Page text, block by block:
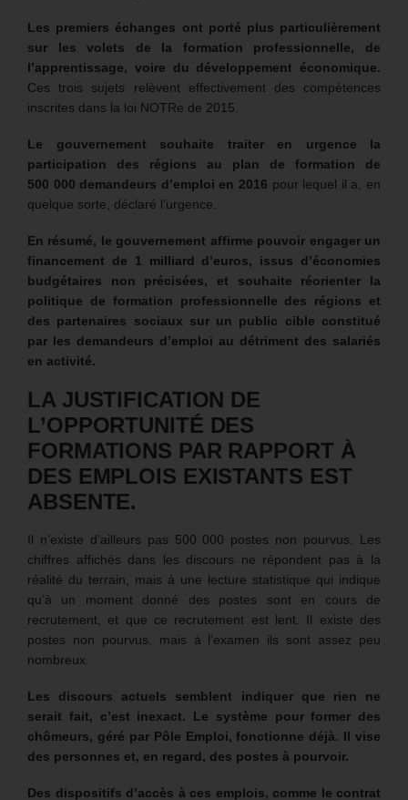
Les premiers échanges ont porté plus particulièrement
sur les volets de la formation professionnelle, de
l’apprentissage, voire du développement économique.
Ces trois sujets relèvent effectivement des compétences
inscrites dans la loi NOTRe de 2015.
Le gouvernement souhaite traiter en urgence la
participation des régions au plan de formation de
500 000 demandeurs d’emploi en 2016 pour lequel il a, en
quelque sorte, déclaré l’urgence.
En résumé, le gouvernement affirme pouvoir engager un
financement de 1 milliard d’euros, issus d’économies
budgétaires non précisées, et souhaite réorienter la
politique de formation professionnelle des régions et
des partenaires sociaux sur un public cible constitué
par les demandeurs d’emploi au détriment des salariés
en activité.
LA JUSTIFICATION DE
L’OPPORTUNITÉ DES
FORMATIONS PAR RAPPORT À
DES EMPLOIS EXISTANTS EST
ABSENTE.
Il n’existe d’ailleurs pas 500 000 postes non pourvus. Les
chiffres affichés dans les discours ne répondent pas à la
réalité du terrain, mais à une lecture statistique qui indique
qu’à un moment donné des postes sont en cours de
recrutement, et que ce recrutement est lent. Il existe des
postes non pourvus, mais à l’examen ils sont assez peu
nombreux.
Les discours actuels semblent indiquer que rien ne
serait fait, c’est inexact. Le système pour former des
chômeurs, géré par Pôle Emploi, fonctionne déjà. Il vise
des personnes et, en regard, des postes à pourvoir.
Des dispositifs d’accès à ces emplois, comme le contrat